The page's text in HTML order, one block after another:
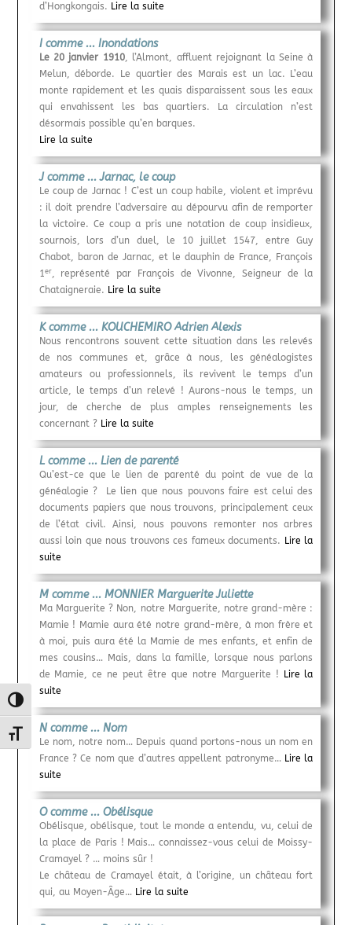
Passer en contraste élevé
Changer la taille de la police
d’Hongkongais. Lire la suite
I comme ... Inondations
Le 20 janvier 1910, l’Almont, affluent rejoignant la Seine à
Melun, déborde. Le quartier des Marais est un lac. L’eau
monte rapidement et les quais disparaissent sous les eaux
qui envahissent les bas quartiers. La circulation n’est
désormais possible qu’en barques.
Lire la suite
J comme ... Jarnac, le coup
Le coup de Jarnac ! C’est un coup habile, violent et imprévu
: il doit prendre l’adversaire au dépourvu afin de remporter
la victoire. Ce coup a pris une notation de coup insidieux,
sournois, lors d’un duel, le 10 juillet 1547, entre Guy
Chabot, baron de Jarnac, et le dauphin de France, François
1er, représenté par François de Vivonne, Seigneur de la
Chataigneraie. Lire la suite
K comme ... KOUCHEMIRO Adrien Alexis
Nous rencontrons souvent cette situation dans les relevés
de nos communes et, grâce à nous, les généalogistes
amateurs ou professionnels, ils revivent le temps d’un
article, le temps d’un relevé ! Aurons-nous le temps, un
jour, de cherche de plus amples renseignements les
concernant ? Lire la suite
L comme ... Lien de parenté
Qu’est-ce que le lien de parenté du point de vue de la
généalogie ? Le lien que nous pouvons faire est celui des
documents papiers que nous trouvons, principalement ceux
de l’état civil. Ainsi, nous pouvons remonter nos arbres
aussi loin que nous trouvons ces fameux documents. Lire la
suite
M comme ... MONNIER Marguerite Juliette
Ma Marguerite ? Non, notre Marguerite, notre grand-mère :
Mamie ! Mamie aura été notre grand-mère, à mon frère et
à moi, puis aura été la Mamie de mes enfants, et enfin de
mes cousins… Mais, dans la famille, lorsque nous parlons
de Mamie, ce ne peut être que notre Marguerite !
Lire la
suite
N comme ... Nom
Le nom, notre nom… Depuis quand portons-nous un nom en
France ? Ce nom que d’autres appellent patronyme… Lire la
suite
O comme ... Obélisque
Obélisque, obélisque, tout le monde a entendu, vu, celui de
la place de Paris ! Mais… connaissez-vous celui de Moissy-
Cramayel ? … moins sûr !
Le château de Cramayel était, à l’origine, un château fort
qui, au Moyen-Âge… Lire la suite